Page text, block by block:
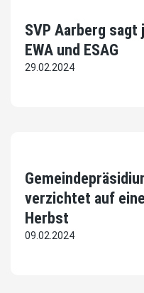
SVP Aarberg sagt
EWA und ESAG
29.02.2024
verzichtet auf
Herbst
09.02.2024